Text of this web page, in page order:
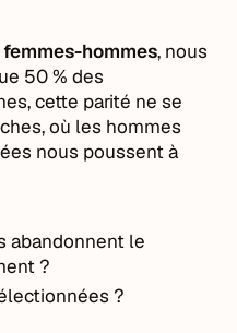
hommes, nous
50 % des
cette parité ne se
où les hommes
nous poussent à
abandonnent le
?
?